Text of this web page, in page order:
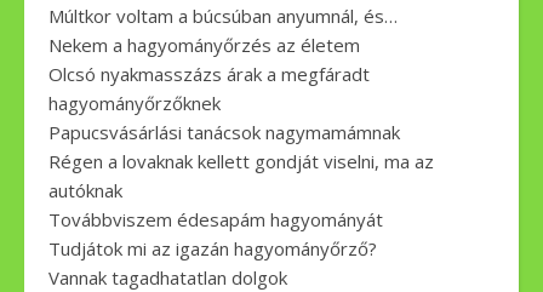
Múltkor voltam a búcsúban anyumnál, és…
Nekem a hagyományőrzés az életem
Olcsó nyakmasszázs árak a megfáradt
hagyományőrzőknek
Papucsvásárlási tanácsok nagymamámnak
Régen a lovaknak kellett gondját viselni, ma az
autóknak
Továbbviszem édesapám hagyományát
Tudjátok mi az igazán hagyományőrző?
Vannak tagadhatatlan dolgok